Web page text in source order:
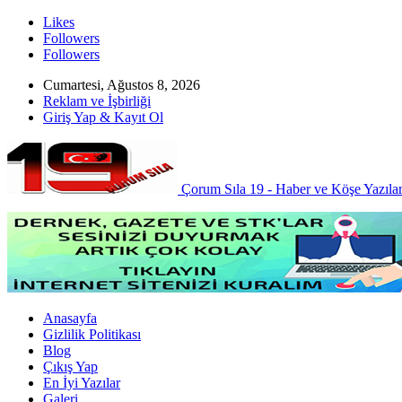
Likes
Followers
Followers
Cumartesi, Ağustos 8, 2026
Reklam ve İşbirliği
Giriş Yap & Kayıt Ol
Çorum Sıla 19 - Haber ve Köşe
Anasayfa
Gizlilik Politikası
Blog
Çıkış Yap
En İyi Yazılar
Galeri